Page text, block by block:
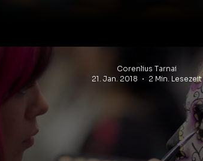
Corenlius Tarnai
21. Jan. 2018
2 Min. Lesezeit